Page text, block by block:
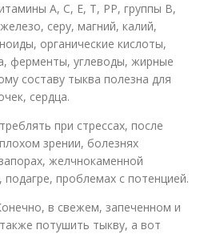
А, С, Е, Т, РР, группы В,
серу, магний, калий,
органические кислоты,
ферменты, углеводы, жирные
составу тыква полезна для
сердца.
при стрессах, после
зрении, болезнях
желчнокаменной
проблемах с потенцией.
в свежем, запеченном и
потушить тыкву, а вот